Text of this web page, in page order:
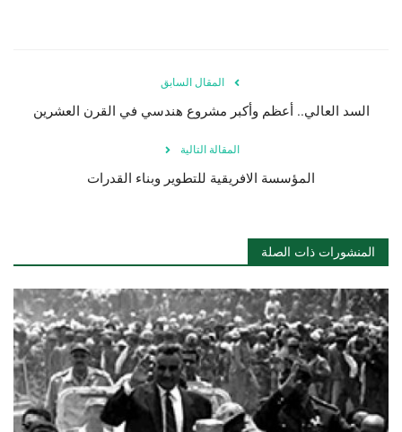
المقال السابق
السد العالي.. أعظم وأكبر مشروع هندسي في القرن العشرين
المقالة التالية
المؤسسة الافريقية للتطوير وبناء القدرات
المنشورات ذات الصلة